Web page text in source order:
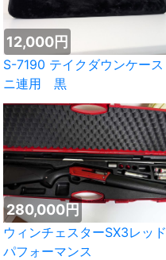
12,000円
S-7190 テイクダウンケース
ニ連用 黒
280,000円
ウィンチェスターSX3レッド
パフォーマンス